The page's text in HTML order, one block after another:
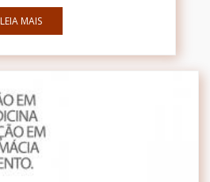
LEIA MAIS